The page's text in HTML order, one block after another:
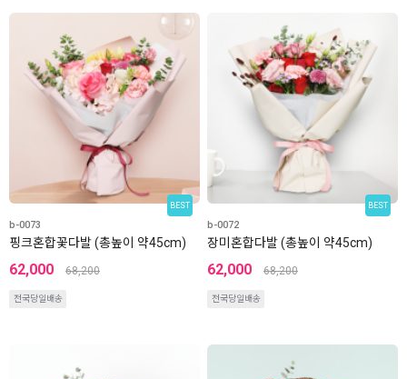
BEST
b-0073
핑크혼합꽃다발 (총높이 약45cm)
62,000 68,200
전국당일배송
BEST
b-0072
장미혼합다발 (총높이 약45cm)
62,000 68,200
전국당일배송